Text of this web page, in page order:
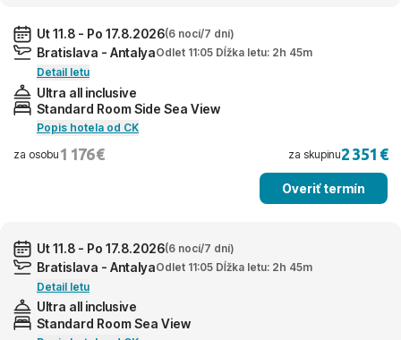
Ut 11.8 - Po 17.8.2026(6 nocí/7 dní)
Bratislava - AntalyaOdlet 11:05 Dĺžka letu: 2h 45m
Detail letu
Ultra all inclusive
Standard Room Side Sea View
Popis hotela od CK
za osobu 1 176 € za skupinu2 351 €
Overiť termín
Ut 11.8 - Po 17.8.2026(6 nocí/7 dní)
Bratislava - AntalyaOdlet 11:05 Dĺžka letu: 2h 45m
Detail letu
Ultra all inclusive
Standard Room Sea View